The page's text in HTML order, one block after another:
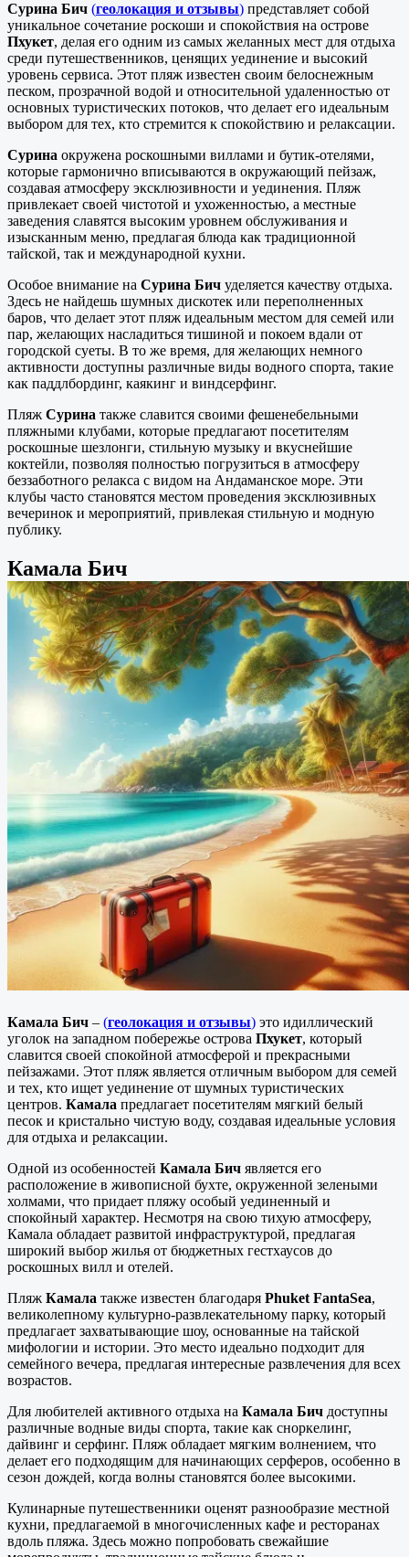
Сурина Бич (геолокация и отзывы) представляет собой
уникальное сочетание роскоши и спокойствия на острове
Пхукет, делая его одним из самых желанных мест для отдыха
среди путешественников, ценящих уединение и высокий
уровень сервиса. Этот пляж известен своим белоснежным
песком, прозрачной водой и относительной удаленностью от
основных туристических потоков, что делает его идеальным
выбором для тех, кто стремится к спокойствию и релаксации.
Сурина окружена роскошными виллами и бутик-отелями,
которые гармонично вписываются в окружающий пейзаж,
создавая атмосферу эксклюзивности и уединения. Пляж
привлекает своей чистотой и ухоженностью, а местные
заведения славятся высоким уровнем обслуживания и
изысканным меню, предлагая блюда как традиционной
тайской, так и международной кухни.
Особое внимание на Сурина Бич уделяется качеству отдыха.
Здесь не найдешь шумных дискотек или переполненных
баров, что делает этот пляж идеальным местом для семей или
пар, желающих насладиться тишиной и покоем вдали от
городской суеты. В то же время, для желающих немного
активности доступны различные виды водного спорта, такие
как паддлбординг, каякинг и виндсерфинг.
Пляж Сурина также славится своими фешенебельными
пляжными клубами, которые предлагают посетителям
роскошные шезлонги, стильную музыку и вкуснейшие
коктейли, позволяя полностью погрузиться в атмосферу
беззаботного релакса с видом на Андаманское море. Эти
клубы часто становятся местом проведения эксклюзивных
вечеринок и мероприятий, привлекая стильную и модную
публику.
Камала Бич
Камала Бич – (геолокация и отзывы) это идиллический
уголок на западном побережье острова Пхукет, который
славится своей спокойной атмосферой и прекрасными
пейзажами. Этот пляж является отличным выбором для семей
и тех, кто ищет уединение от шумных туристических
центров. Камала предлагает посетителям мягкий белый
песок и кристально чистую воду, создавая идеальные условия
для отдыха и релаксации.
Одной из особенностей Камала Бич является его
расположение в живописной бухте, окруженной зелеными
холмами, что придает пляжу особый уединенный и
спокойный характер. Несмотря на свою тихую атмосферу,
Камала обладает развитой инфраструктурой, предлагая
широкий выбор жилья от бюджетных гестхаусов до
роскошных вилл и отелей.
Пляж Камала также известен благодаря Phuket FantaSea,
великолепному культурно-развлекательному парку, который
предлагает захватывающие шоу, основанные на тайской
мифологии и истории. Это место идеально подходит для
семейного вечера, предлагая интересные развлечения для всех
возрастов.
Для любителей активного отдыха на Камала Бич доступны
различные водные виды спорта, такие как сноркелинг,
дайвинг и серфинг. Пляж обладает мягким волнением, что
делает его подходящим для начинающих серферов, особенно в
сезон дождей, когда волны становятся более высокими.
Кулинарные путешественники оценят разнообразие местной
кухни, предлагаемой в многочисленных кафе и ресторанах
вдоль пляжа. Здесь можно попробовать свежайшие